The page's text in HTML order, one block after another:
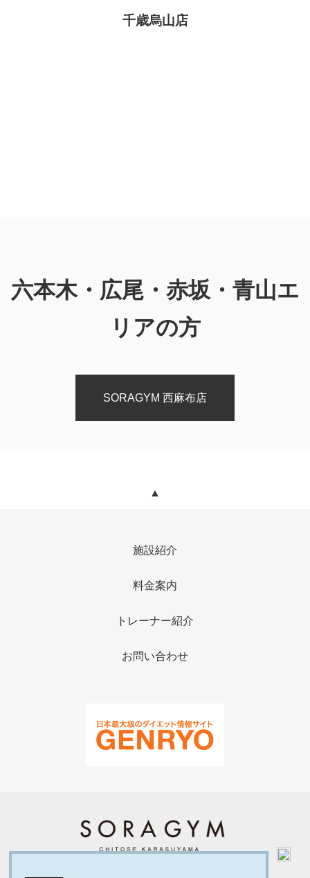
千歳烏山店
六本木・広尾・赤坂・青山エ
リアの方
SORAGYM 西麻布店
▲
施設紹介
料金案内
トレーナー紹介
お問い合わせ